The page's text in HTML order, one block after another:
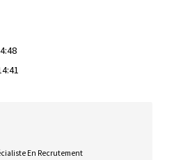
En Recrutement